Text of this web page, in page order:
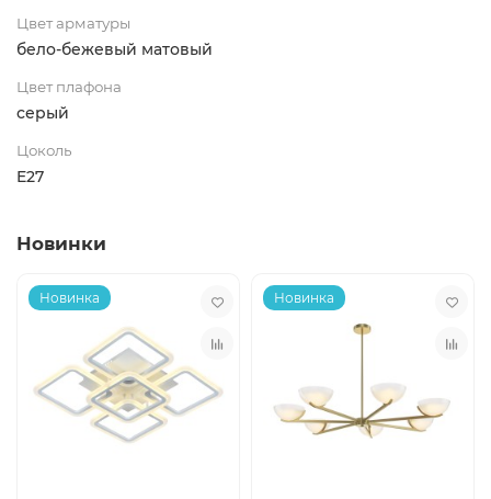
Цвет арматуры
бело-бежевый матовый
Цвет плафона
серый
Цоколь
E27
Новинки
Новинка Новинка